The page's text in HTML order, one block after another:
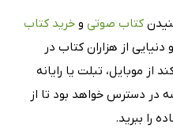
کتاب صوتی و خرید کتاب
از هزاران کتاب در
از موبایل، تبلت یا رایانه
در دسترس خواهد بود تا از
را ببرید.